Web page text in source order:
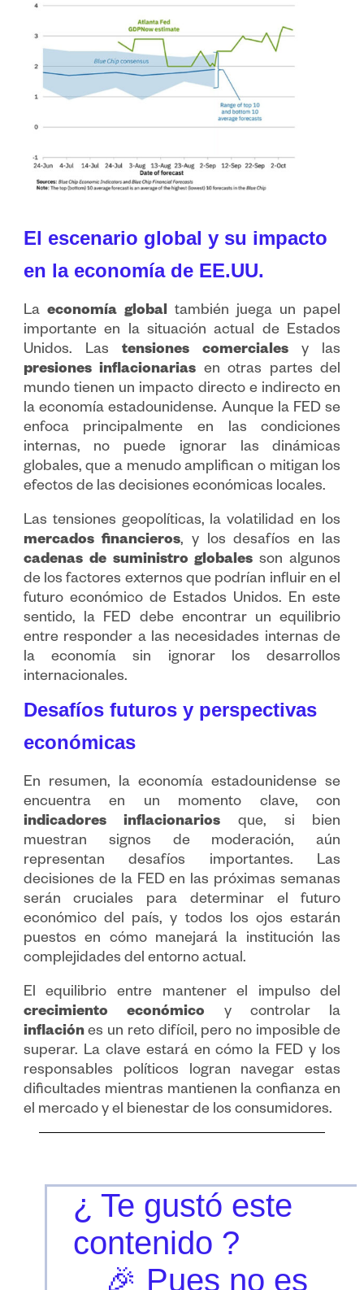
El escenario global y su impacto
en la economía de EE.UU.
La economía global también juega un papel
importante en la situación actual de Estados
Unidos. Las tensiones comerciales y las
presiones inflacionarias en otras partes del
mundo tienen un impacto directo e indirecto en
la economía estadounidense. Aunque la FED se
enfoca principalmente en las condiciones
internas, no puede ignorar las dinámicas
globales, que a menudo amplifican o mitigan los
efectos de las decisiones económicas locales.
Las tensiones geopolíticas, la volatilidad en los
mercados financieros, y los desafíos en las
cadenas de suministro globales son algunos
de los factores externos que podrían influir en el
futuro económico de Estados Unidos. En este
sentido, la FED debe encontrar un equilibrio
entre responder a las necesidades internas de
la economía sin ignorar los desarrollos
internacionales.
Desafíos futuros y perspectivas
económicas
En resumen, la economía estadounidense se
encuentra en un momento clave, con
indicadores inflacionarios que, si bien
muestran signos de moderación, aún
representan desafíos importantes. Las
decisiones de la FED en las próximas semanas
serán cruciales para determinar el futuro
económico del país, y todos los ojos estarán
puestos en cómo manejará la institución las
complejidades del entorno actual.
El equilibrio entre mantener el impulso del
crecimiento económico y controlar la
inflaciónes un reto difícil, pero no imposible de
superar. La clave estará en cómo la FED y los
responsables políticos logran navegar estas
dificultades mientras mantienen la confianza en
el mercado y el bienestar de los consumidores.
¿ Te gustó este
contenido ?
🎉 Pues no es